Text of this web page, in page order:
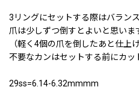
3リングにセットする際はバラン
爪は少しずつ倒すとよいと思いま
（軽く4個の爪を倒したあと仕上
不要なカンはセットする前にカッ
29ss=6.14-6.32mmmm